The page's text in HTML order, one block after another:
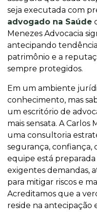
seja executada com
advogado na Saúde
Menezes Advocacia
antecipando
patrimônio e a
sempre protegidos.
Em um ambiente
conhecimento, mas
um escritório de
mais sensata. A Carlos
uma consultoria
segurança, confiança,
equipe está
exigentes demandas,
para mitigar riscos e
Acreditamos que a
reside na antecipação